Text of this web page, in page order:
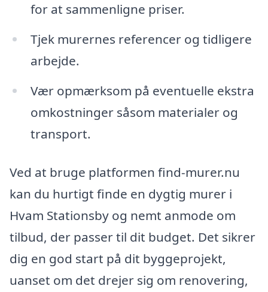
for at sammenligne priser.
Tjek murernes referencer og tidligere
arbejde.
Vær opmærksom på eventuelle ekstra
omkostninger såsom materialer og
transport.
Ved at bruge platformen find-murer.nu
kan du hurtigt finde en dygtig murer i
Hvam Stationsby og nemt anmode om
tilbud, der passer til dit budget. Det sikrer
dig en god start på dit byggeprojekt,
uanset om det drejer sig om renovering,